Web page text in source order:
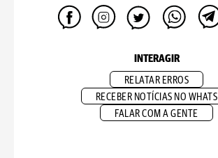
INTERAGIR
RELATAR ERROS
RECEBER NOTÍCIAS NO WHATS
FALAR COM A GENTE